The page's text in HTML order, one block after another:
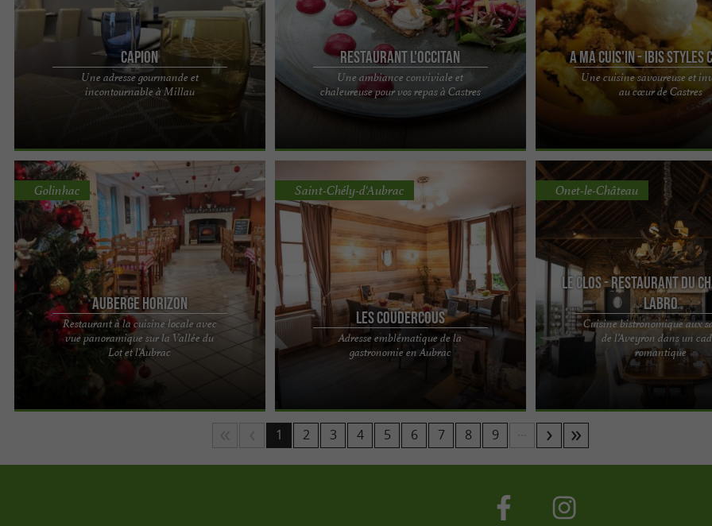
Capion
Une adresse gourmande et
incontournable à Millau
Capion, un restaurant à la cuisine raffinée dans le
centre-ville de Millau La passion est au cœur de
Restaurant L'Occitan
Une ambiance conviviale et
chaleureuse pour vos repas à Castres
Restaurant l'Occitan, une délicieuse adresse
installée au cœur du Mercure Hôtel Castres
l'Occitan 4* Ne vous ...
A Ma Cuis'in - Ibis Styles
Une cuisine savoureuse et
au cœur de Castres
A Ma Cuis’In, un restaurant
de l’Ibis StyleS Castres dans le Tarn
Auberge Horizon
Restaurant à la cuisine locale avec
vue panoramique sur la Vallée du
Lot et l’Aubrac
Golinhac
Auberge l’Horizon, un restaurant avec une
terrasse en belvédère à Golinhac en Aveyron
Installé au cœur du ...
Les Coudercous
Adresse emblématique de la
gastronomie en Aubrac
Saint-Chély-d'Aubrac
LOGIS Hôtel-Restaurant Les Coudercous, une
cuisine aux parfums du terroir en Aveyron Vous
Le Clos - Restaurant du
Labro
Cuisine bistronomique aux
de l’Aveyron dans un
romantique
Onet-le-Château
Château de Labro, une cuisine aux
l’Aveyron La première surprise ne
papilles, mais de ...
1 2 3 4 5 6 7 8 9